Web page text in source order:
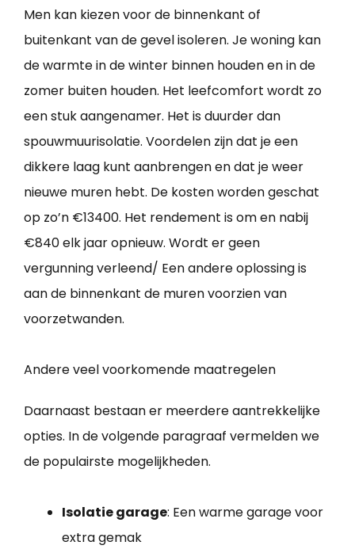
Men kan kiezen voor de binnenkant of
buitenkant van de gevel isoleren. Je woning kan
de warmte in de winter binnen houden en in de
zomer buiten houden. Het leefcomfort wordt zo
een stuk aangenamer. Het is duurder dan
spouwmuurisolatie. Voordelen zijn dat je een
dikkere laag kunt aanbrengen en dat je weer
nieuwe muren hebt. De kosten worden geschat
op zo’n €13400. Het rendement is om en nabij
€840 elk jaar opnieuw. Wordt er geen
vergunning verleend/ Een andere oplossing is
aan de binnenkant de muren voorzien van
voorzetwanden.
Andere veel voorkomende maatregelen
Daarnaast bestaan er meerdere aantrekkelijke
opties. In de volgende paragraaf vermelden we
de populairste mogelijkheden.
Isolatie garage: Een warme garage voor
extra gemak